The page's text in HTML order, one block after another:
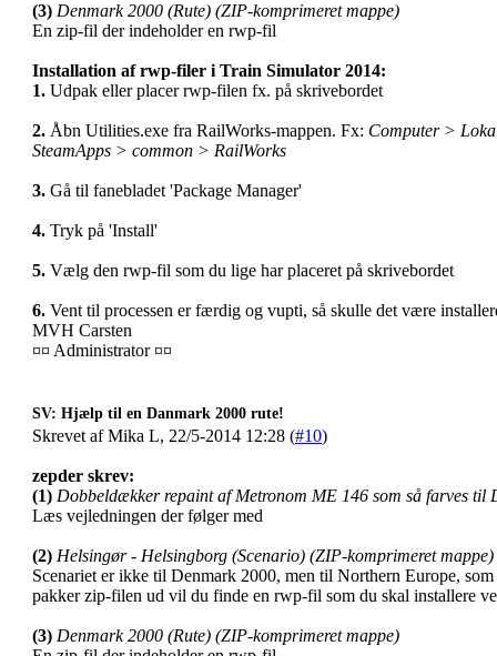
(3) Denmark 2000 (Rute) (ZIP-komprimeret mappe)
En zip-fil der indeholder en rwp-fil
Installation af rwp-filer i Train Simulator 2014:
1. Udpak eller placer rwp-filen fx. på skrivebordet
2. Åbn Utilities.exe fra RailWorks-mappen. Fx: Computer >
SteamApps > common > RailWorks
3. Gå til fanebladet 'Package Manager'
4. Tryk på 'Install'
5. Vælg den rwp-fil som du lige har placeret på skrivebordet
6. Vent til processen er færdig og vupti, så skulle det være
MVH Carsten
¤¤ Administrator ¤¤
SV: Hjælp til en Danmark 2000 rute!
Skrevet af Mika L, 22/5-2014 12:28 (#10)
zepder skrev:
(1) Dobbeldækker repaint af Metronom ME 146 som så farves
Læs vejledningen der følger med
(2) Helsingør - Helsingborg (Scenario) (ZIP-komprimeret mappe)
Scenariet er ikke til Denmark 2000, men til Northern Europe,
pakker zip-filen ud vil du finde en rwp-fil som du skal installere
(3) Denmark 2000 (Rute) (ZIP-komprimeret mappe)